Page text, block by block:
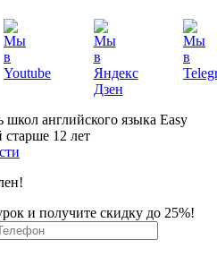
английского языка Easy
старше 12 лет
и получите скидку до 25%!